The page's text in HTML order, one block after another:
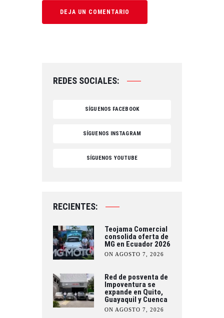
REDES SOCIALES:
SÍGUENOS FACEBOOK
SÍGUENOS INSTAGRAM
SÍGUENOS YOUTUBE
RECIENTES:
Teojama Comercial
consolida oferta de
MG en Ecuador 2026
ON AGOSTO 7, 2026
Red de posventa de
Impoventura se
expande en Quito,
Guayaquil y Cuenca
ON AGOSTO 7, 2026